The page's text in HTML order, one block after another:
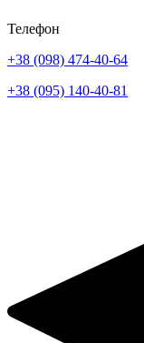
Телефон
+38 (098) 474-40-64
+38 (095) 140-40-81